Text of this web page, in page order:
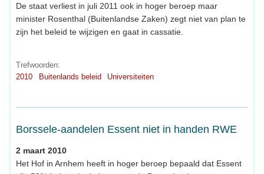
De staat verliest in juli 2011 ook in hoger beroep maar
minister Rosenthal (Buitenlandse Zaken) zegt niet van plan te
zijn het beleid te wijzigen en gaat in cassatie.
Trefwoorden:
2010
Buitenlands beleid Universiteiten
Borssele-aandelen Essent niet in handen RWE
2 maart 2010
Het Hof in Arnhem heeft in hoger beroep bepaald dat Essent